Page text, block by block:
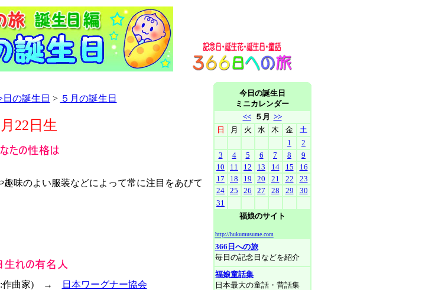
日の誕生日 > ５月の誕生日
22日生
味のよい服装などによって常に注目をあびて
:作曲家) →
日本ワーグナー協会
今日の誕生日
ミニカレンダー
<<５月 >>
日
月 火 水 木 金
土
1
2
3
4 5 6 7 8
9
10
11 12 13 14 15
16
17
18 19 20 21 22
23
24 25 26 27 28 29
30
31
福娘のサイト
http://hukumusume.com
366日への旅
毎日の記念日などを紹介
福娘童話集
日本最大の童話・昔話集